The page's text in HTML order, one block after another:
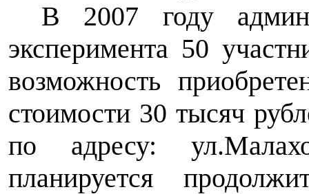
В 2007 году
эксперимента 50
возможность
стоимости 30 тысяч
по адресу:
планируется